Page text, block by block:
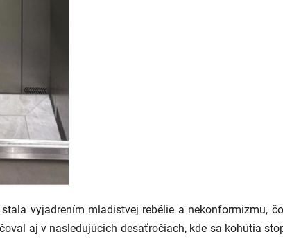
vyjadrením mladistvej rebélie a nekonformizmu,
aj v nasledujúcich desaťročiach, kde sa kohútia